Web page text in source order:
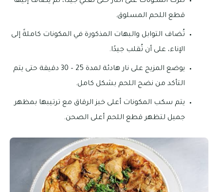
قطع اللحم المسلوق.
تُضاف التوابل والبهات المذكورة في المكونات كاملةً إلى
الإناء، على أن تُقلب جيدًا.
يوضع المزيج على نار هادئة لمدة 25 – 30 دقيقة حتى يتم
التأكد من نضج اللحم بشكل كامل.
يتم سكب المكونات أعلى خبز الرقاق مع ترتيبها بمظهر
جميل لتظهر قطع اللحم أعلى الصحن.